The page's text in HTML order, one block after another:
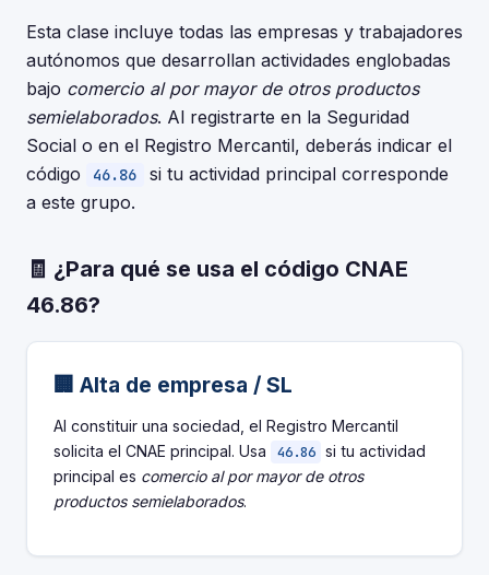
Esta clase incluye todas las empresas y trabajadores
autónomos que desarrollan actividades englobadas
bajo comercio al por mayor de otros productos
semielaborados. Al registrarte en la Seguridad
Social o en el Registro Mercantil, deberás indicar el
código
46.86
si tu actividad principal corresponde
a este grupo.
🧾 ¿Para qué se usa el código CNAE
46.86?
🏢 Alta de empresa / SL
Al constituir una sociedad, el Registro Mercantil
solicita el CNAE principal. Usa
46.86 si tu actividad
principal es comercio al por mayor de otros
productos semielaborados.